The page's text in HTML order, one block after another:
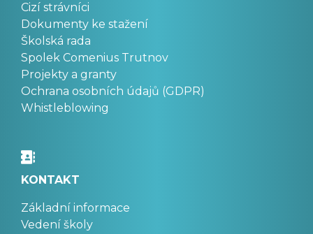
Cizí strávníci
Dokumenty ke stažení
Školská rada
Spolek Comenius Trutnov
Projekty a granty
Ochrana osobních údajů (GDPR)
Whistleblowing
KONTAKT
Základní informace
Vedení školy